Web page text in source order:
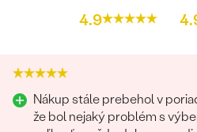
4.9
Nákup stále prebehol v
že bol nejaký problém s